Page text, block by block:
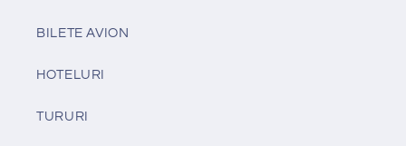
BILETE AVION
HOTELURI
TURURI